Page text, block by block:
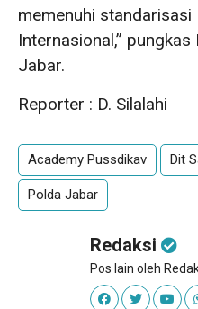
memenuhi standarisasi
Internasional,”
Jabar.
Reporter : D. Silalahi
Academy Pussdikav Dit
Polda Jabar
Redaksi
Pos lain oleh